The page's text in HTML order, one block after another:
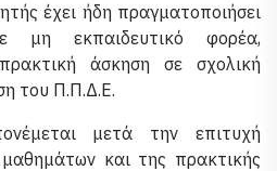
έχει ήδη πραγματοποιήσει
μη εκπαιδευτικό φορέα,
άσκηση σε σχολική
του Π.Π.Δ.Ε.
μετά την επιτυχή
και της πρακτικής